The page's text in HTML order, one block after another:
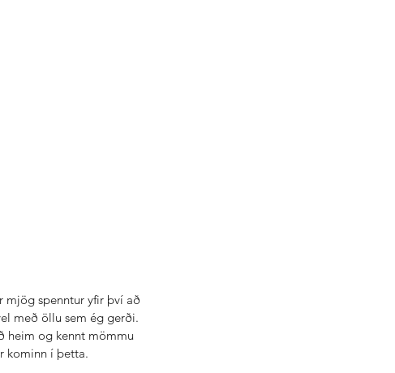
mjög spenntur yfir því að
með öllu sem ég gerði.
heim og kennt mömmu
kominn í þetta.